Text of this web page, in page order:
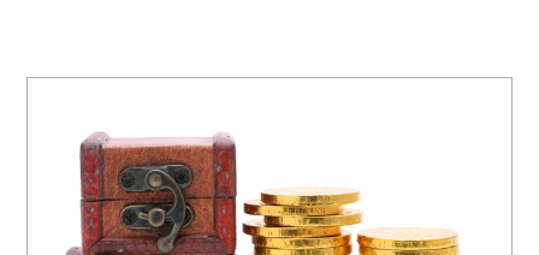
ロゴマーク制作
ブランディング